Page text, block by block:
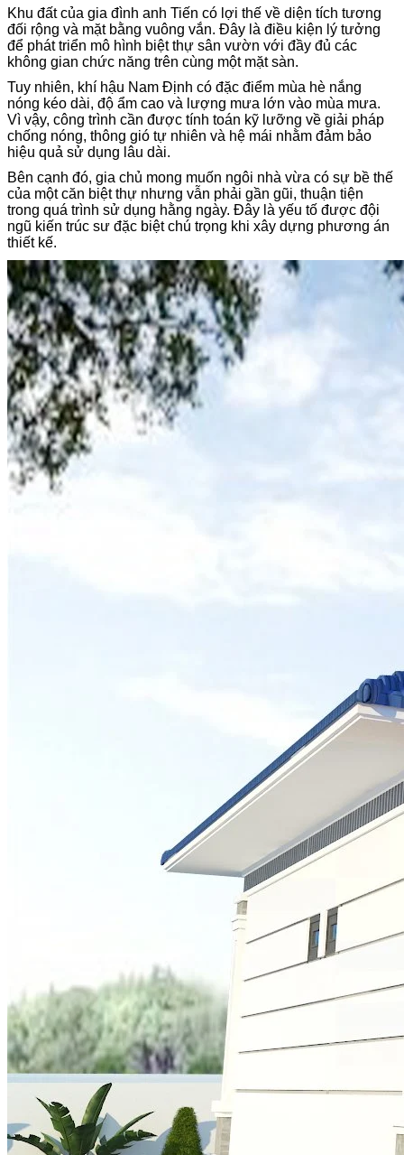
Khu đất của gia đình anh Tiến có lợi thế về diện tích tương
đối rộng và mặt bằng vuông vắn. Đây là điều kiện lý tưởng
để phát triển mô hình biệt thự sân vườn với đầy đủ các
không gian chức năng trên cùng một mặt sàn.
Tuy nhiên, khí hậu Nam Định có đặc điểm mùa hè nắng
nóng kéo dài, độ ẩm cao và lượng mưa lớn vào mùa mưa.
Vì vậy, công trình cần được tính toán kỹ lưỡng về giải pháp
chống nóng, thông gió tự nhiên và hệ mái nhằm đảm bảo
hiệu quả sử dụng lâu dài.
Bên cạnh đó, gia chủ mong muốn ngôi nhà vừa có sự bề thế
của một căn biệt thự nhưng vẫn phải gần gũi, thuận tiện
trong quá trình sử dụng hằng ngày. Đây là yếu tố được đội
ngũ kiến trúc sư đặc biệt chú trọng khi xây dựng phương án
thiết kế.